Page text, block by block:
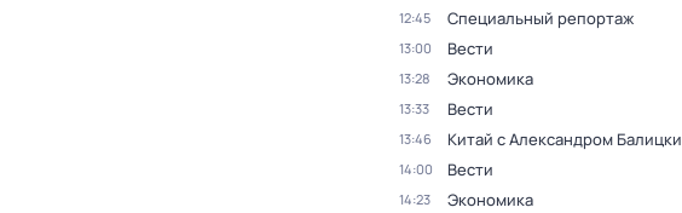
12:45 Специальный репортаж
13:00 Вести
13:28 Экономика
13:33 Вести
13:46 Китай с Александром
14:00 Вести
14:23 Экономика